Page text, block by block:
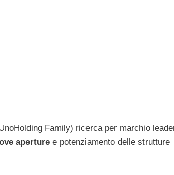
Family) ricerca per marchio
aperture e potenziamento delle strutture